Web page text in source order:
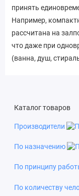
принять
Например,
рассчитана на
что даже при
(ванна, душ,
эти особенности,
обустройства
количеством
В комплекте с
гарантирует
Каталог товаров
Производители
По назначению
По принципу
По количеству